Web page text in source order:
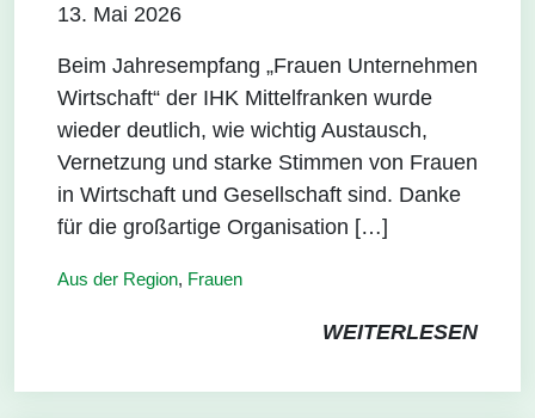
13. Mai 2026
Beim Jahresempfang „Frauen Unternehmen
Wirtschaft“ der IHK Mittelfranken wurde
wieder deutlich, wie wichtig Austausch,
Vernetzung und starke Stimmen von Frauen
in Wirtschaft und Gesellschaft sind. Danke
für die großartige Organisation […]
Aus der Region, Frauen
WEITERLESEN